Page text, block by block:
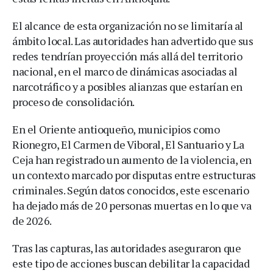
El alcance de esta organización no se limitaría al
ámbito local. Las autoridades han advertido que sus
redes tendrían proyección más allá del territorio
nacional, en el marco de dinámicas asociadas al
narcotráfico y a posibles alianzas que estarían en
proceso de consolidación.
En el Oriente antioqueño, municipios como
Rionegro, El Carmen de Viboral, El Santuario y La
Ceja han registrado un aumento de la violencia, en
un contexto marcado por disputas entre estructuras
criminales. Según datos conocidos, este escenario
ha dejado más de 20 personas muertas en lo que va
de 2026.
Tras las capturas, las autoridades aseguraron que
este tipo de acciones buscan debilitar la capacidad